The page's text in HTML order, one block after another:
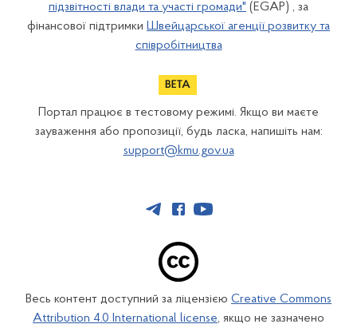
підзвітності влади та участі громади" (EGAP) , за
фінансової підтримки Швейцарської агенції розвитку та
співробітництва
Портал працює в тестовому режимі. Якщо ви маєте
зауваження або пропозиції, будь ласка, напишіть нам:
support@kmu.gov.ua
Весь контент доступний за ліцензією Creative Commons
Attribution 4.0 International license, якщо не зазначено